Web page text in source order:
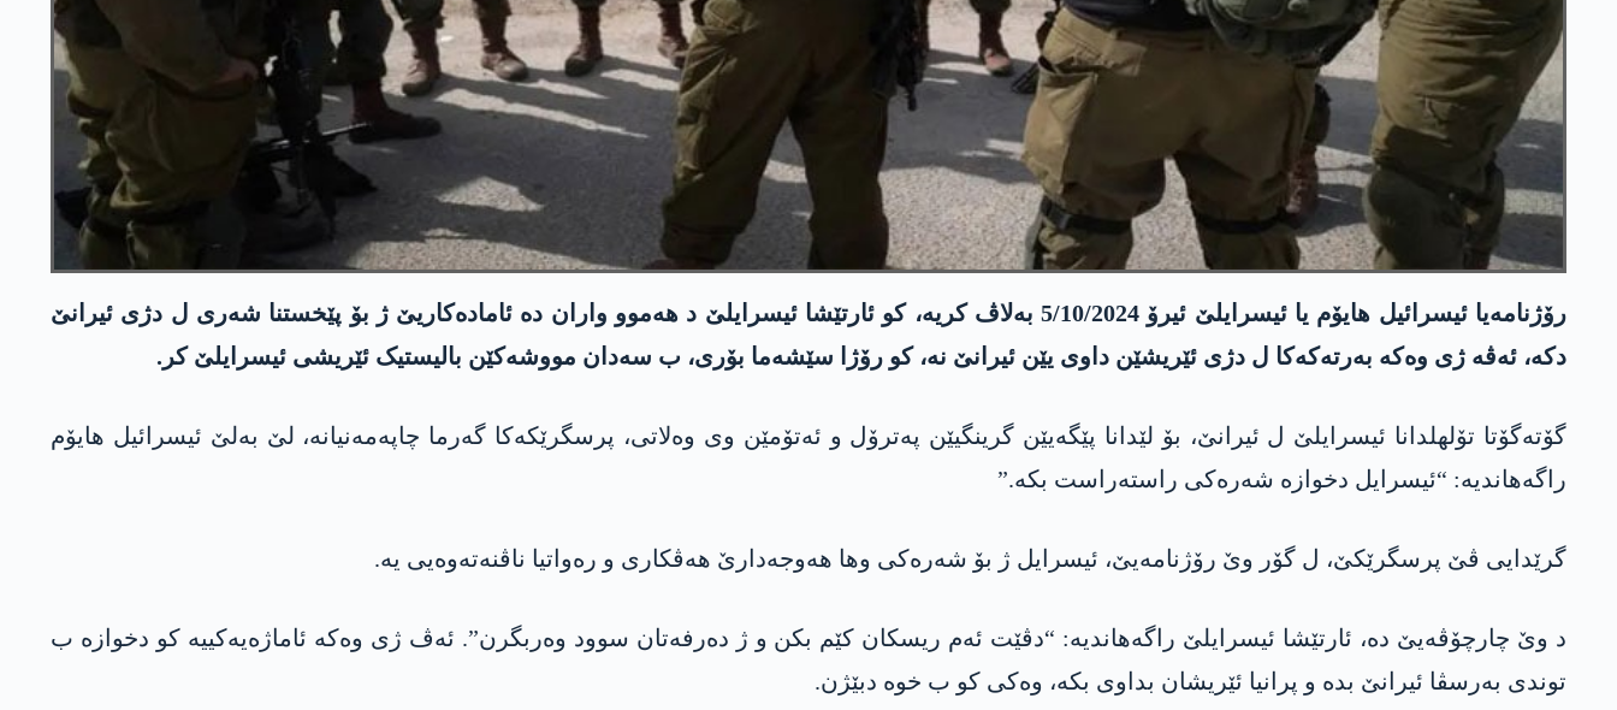
رۆژنامەیا ئیسرائیل هایۆم یا ئیسرایلێ ئیرۆ 5/10/2024 بەلاڤ کریە، کو ئارتێشا ئیسرایلێ د ھەموو واران دە ئامادەکاریێ ژ بۆ پێخستنا شەری ل دژی ئیرانێ
دکە، ئەڤە ژی وەکە بەرتەکەکا ل دژی ئێریشێن داوی یێن ئیرانێ نە، کو رۆژا سێشەما بۆری، ب سەدان مووشەکێن بالیستیک ئێریشی ئیسرایلێ کر.
گۆتەگۆتا تۆلھلدانا ئیسرایلێ ل ئیرانێ، بۆ لێدانا پێگەیێن گرینگیێن پەترۆل و ئەتۆمێن وی وەلاتی، پرسگرێکەکا گەرما چاپەمەنیانە، لێ بەلێ ئیسرائیل هایۆم
راگەھاندیە: “ئیسرایل دخوازە شەرەکی راستەراست بکە.”
گرێدایی ڤێ پرسگرێکێ، ل گۆر وێ رۆژنامەیێ، ئیسرایل ژ بۆ شەرەکی وھا ھەوجەدارێ ھەڤکاری و رەواتیا ناڤنەتەوەیی یە.
د وێ چارچۆڤەیێ دە، ئارتێشا ئیسرایلێ راگەھاندیە: “دڤێت ئەم ریسکان کێم بکن و ژ دەرفەتان سوود وەربگرن”. ئەڤ ژی وەکە ئاماژەیەکییە کو دخوازە ب
توندی بەرسڤا ئیرانێ بدە و پرانیا ئێریشان بداوی بکە، وەکی کو ب خوە دبێژن.